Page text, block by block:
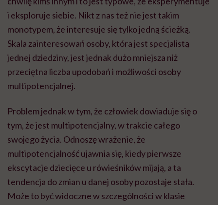
i eksploruje siebie. Nikt z nas też nie jest takim
monotypem, że interesuje się tylko jedną ścieżką.
Skala zainteresowań osoby, która jest specjalistą
jednej dziedziny, jest jednak dużo mniejsza niż
przeciętna liczba upodobań i możliwości osoby
multipotencjalnej.
Problem jednak w tym, że człowiek dowiaduje się o
tym, że jest multipotencjalny, w trakcie całego
swojego życia. Odnoszę wrażenie, że
multipotencjalność ujawnia się, kiedy pierwsze
ekscytacje dziecięce u rówieśników mijają, a ta
tendencja do zmian u danej osoby pozostaje stała.
Może to być widoczne w szczególności w klasie